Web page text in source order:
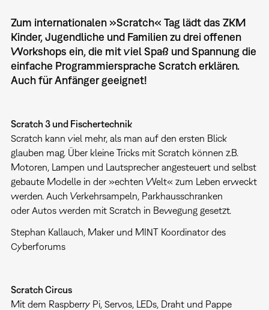
Zum internationalen »Scratch« Tag lädt das ZKM
Kinder, Jugendliche und Familien zu drei offenen
Workshops ein, die mit viel Spaß und Spannung die
einfache Programmiersprache Scratch erklären.
Auch für Anfänger geeignet!
Scratch 3 und Fischertechnik
Scratch kann viel mehr, als man auf den ersten Blick
glauben mag. Über kleine Tricks mit Scratch können z.B.
Motoren, Lampen und Lautsprecher angesteuert und selbst
gebaute Modelle in der »echten Welt« zum Leben erweckt
werden. Auch Verkehrsampeln, Parkhausschranken
oder Autos werden mit Scratch in Bewegung gesetzt.
Stephan Kallauch, Maker und MINT Koordinator des
Cyberforums
Scratch Circus
Mit dem Raspberry Pi, Servos, LEDs, Draht und Pappe